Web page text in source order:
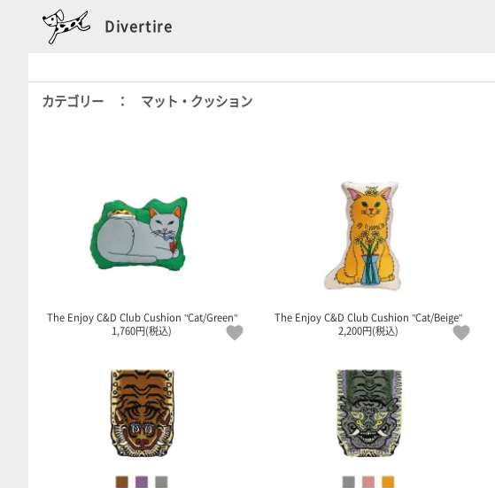
Divertire
カテゴリー ： マット・クッション
The Enjoy C&D Club Cushion "Cat/Green"
1,760円(税込)
The Enjoy C&D Club Cushion "Cat/Beige"
2,200円(税込)